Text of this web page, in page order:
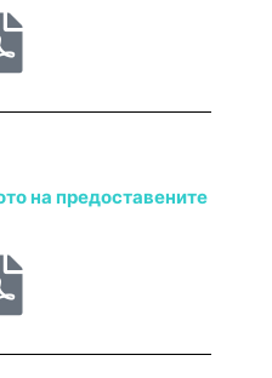
на предоставените